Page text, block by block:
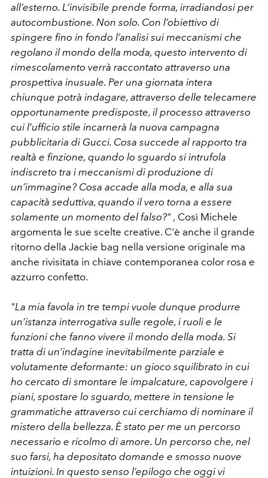
all’esterno. L’invisibile prende forma, irradiandosi per
autocombustione. Non solo. Con l’obiettivo di
spingere fino in fondo l’analisi sui meccanismi che
regolano il mondo della moda, questo intervento di
rimescolamento verrà raccontato attraverso una
prospettiva inusuale. Per una giornata intera
chiunque potrà indagare, attraverso delle telecamere
opportunamente predisposte, il processo attraverso
cui l’ufficio stile incarnerà la nuova campagna
pubblicitaria di Gucci. Cosa succede al rapporto tra
realtà e finzione, quando lo sguardo si intrufola
indiscreto tra i meccanismi di produzione di
un’immagine? Cosa accade alla moda, e alla sua
capacità seduttiva, quando il vero torna a essere
solamente un momento del falso?" , Così Michele
argomenta le sue scelte creative. C'è anche il grande
ritorno della Jackie bag nella versione originale ma
anche rivisitata in chiave contemporanea color rosa e
azzurro confetto.
"La mia favola in tre tempi vuole dunque produrre
un’istanza interrogativa sulle regole, i ruoli e le
funzioni che fanno vivere il mondo della moda. Si
tratta di un’indagine inevitabilmente parziale e
volutamente deformante: un gioco squilibrato in cui
ho cercato di smontare le impalcature, capovolgere i
piani, spostare lo sguardo, mettere in tensione le
grammatiche attraverso cui cerchiamo di nominare il
mistero della bellezza. È stato per me un percorso
necessario e ricolmo di amore. Un percorso che, nel
suo farsi, ha depositato domande e smosso nuove
intuizioni. In questo senso l’epilogo che oggi vi